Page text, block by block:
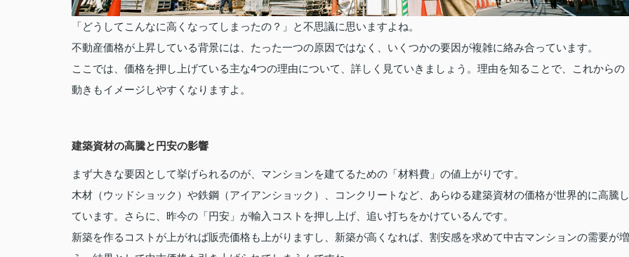
「どうしてこんなに高くなってしまったの？」と不思議に思いますよね。
不動産価格が上昇している背景には、たった一つの原因ではなく、いくつかの要因が複雑に絡み合っています。
ここでは、価格を押し上げている主な4つの理由について、詳しく見ていきましょう。理由を知ることで、これからの
動きもイメージしやすくなりますよ。
建築資材の高騰と円安の影響
まず大きな要因として挙げられるのが、マンションを建てるための「材料費」の値上がりです。
木材（ウッドショック）や鉄鋼（アイアンショック）、コンクリートなど、あらゆる建築資材の価格が世界的に高騰し
ています。さらに、昨今の「円安」が輸入コストを押し上げ、追い打ちをかけているんです。
新築を作るコストが上がれば販売価格も上がりますし、新築が高くなれば、割安感を求めて中古マンションの需要が増